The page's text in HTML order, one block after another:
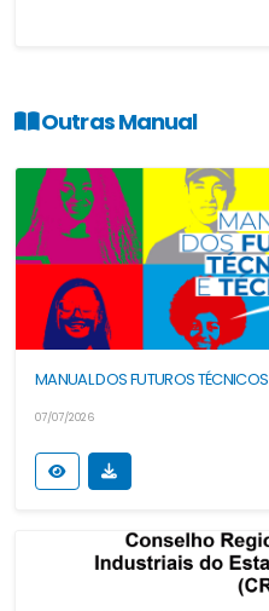
Outras Manual
MANUAL DOS FUTUROS
07/07/2026